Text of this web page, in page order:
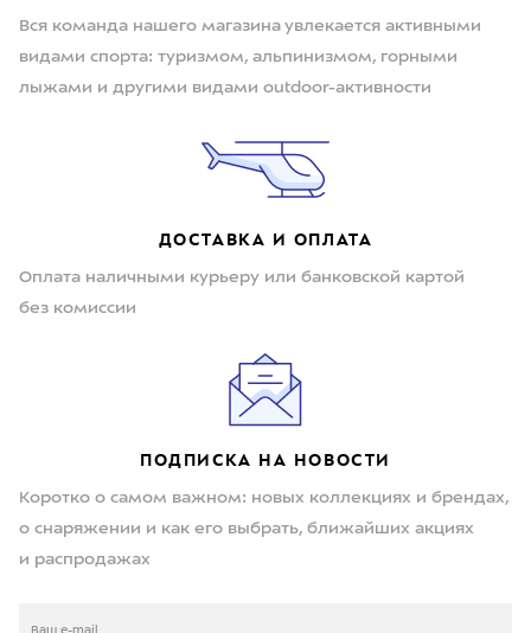
Вся команда нашего магазина увлекается активными
видами спорта: туризмом, альпинизмом, горными
лыжами и другими видами outdoor-активности
ДОСТАВКА И ОПЛАТА
Оплата наличными курьеру или банковской картой
без комиссии
ПОДПИСКА НА НОВОСТИ
Коротко о самом важном: новых коллекциях и брендах,
о снаряжении и как его выбрать, ближайших акциях
и распродажах